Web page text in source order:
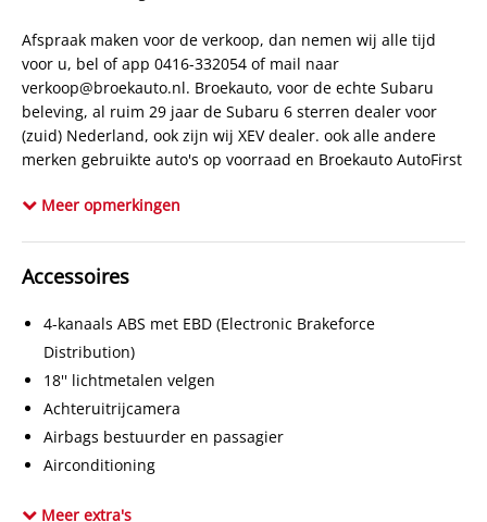
CO₂-emissie
197 g/km
Constructiedatum
2013-07
Laksoort
Metallic
BTW verrekenbaar
Nee (margeregeling)
Chassisnummer
JF1SJGL85DG027887
APK
Kleur interieur
Zwart
Bekleding
Afspraak maken voor de verkoop, dan nemen wij alle tijd
voor u, bel of app 0416-332054 of mail naar
verkoop@broekauto.nl. Broekauto, voor de echte Subaru
beleving, al ruim 29 jaar de Subaru 6 sterren dealer voor
(zuid) Nederland, ook zijn wij XEV dealer. ook alle andere
merken gebruikte auto's op voorraad en Broekauto AutoFirst
diverse youngtimers (
ScoobySport kijkt u eens op
Trekhaakcentrum Waalwijk, en autoglas bent u bij ons aan
het juiste adres. Kom langs en overtuig u zelf ! Voor een
bezichtiging of proefrit kunt u contact opnemen via
verkoop@broekauto.nl
Youngtimer Specialist met 59 jaar ervaring voor onderhoud
en reparatie. Voor meer info vraag naar Leon Reijnen of
Johan Lodewijks.www.broekauto.nl
Meer opmerkingen
Accessoires
4-kanaals ABS met EBD (Electronic Brakeforce
Distribution)
18'' lichtmetalen velgen
Achteruitrijcamera
Airbags bestuurder en passagier
Airconditioning
Meer extra's